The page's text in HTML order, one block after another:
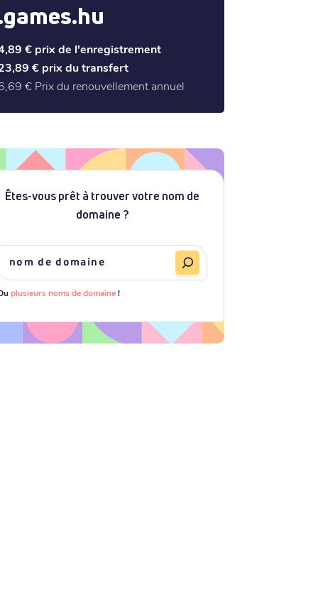
€ prix de l'enregistrement
€ prix du transfert
€ Prix du renouvellement annuel
Êtes-vous prêt à trouver votre nom de
domaine ?
plusieurs noms de domaine!